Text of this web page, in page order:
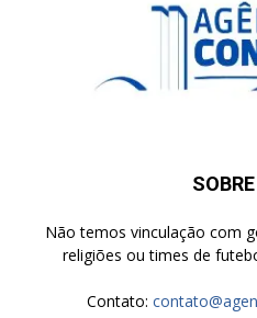
Não temos vinculação com
religiões ou times de
Contato: